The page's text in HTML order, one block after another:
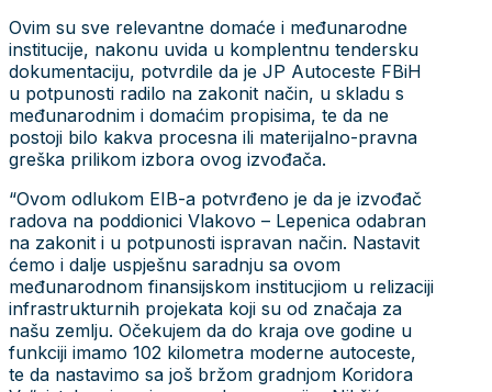
Ovim su sve relevantne domaće i međunarodne
institucije, nakonu uvida u komplentnu tendersku
dokumentaciju, potvrdile da je JP Autoceste FBiH
u potpunosti radilo na zakonit način, u skladu s
međunarodnim i domaćim propisima, te da ne
postoji bilo kakva procesna ili materijalno-pravna
greška prilikom izbora ovog izvođača.
“Ovom odlukom EIB-a potvrđeno je da je izvođač
radova na poddionici Vlakovo – Lepenica odabran
na zakonit i u potpunosti ispravan način. Nastavit
ćemo i dalje uspješnu saradnju sa ovom
međunarodnom finansijskom institucjiom u relizaciji
infrastrukturnih projekata koji su od značaja za
našu zemlju. Očekujem da do kraja ove godine u
funkciji imamo 102 kilometra moderne autoceste,
te da nastavimo sa još bržom gradnjom Koridora